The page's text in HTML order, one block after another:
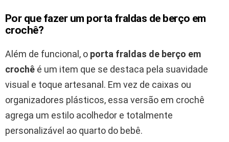
Por que fazer um porta fraldas de berço em
crochê?
Além de funcional, o porta fraldas de berço em
crochê é um item que se destaca pela suavidade
visual e toque artesanal. Em vez de caixas ou
organizadores plásticos, essa versão em crochê
agrega um estilo acolhedor e totalmente
personalizável ao quarto do bebê.